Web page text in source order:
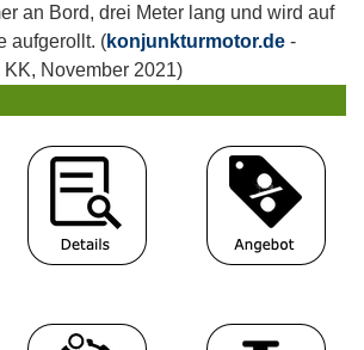
an Bord, drei Meter lang und wird auf
aufgerollt. (konjunkturmotor.de -
November 2021)